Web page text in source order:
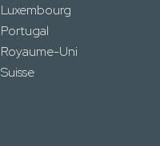
Luxembourg
Portugal
Royaume-Uni
Suisse